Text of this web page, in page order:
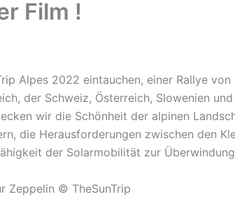
Film !
Alpes 2022 eintauchen, einer Rallye von
der Schweiz, Österreich, Slowenien
wir die Schönheit der alpinen
die Herausforderungen zwischen den
der Solarmobilität zur
Zeppelin © TheSunTrip